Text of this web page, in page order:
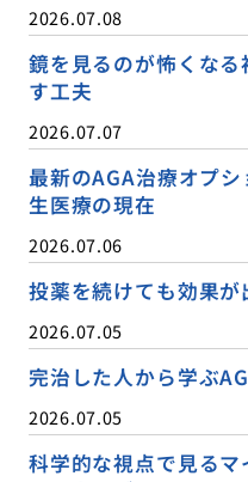
2026.07.08
鏡を見るのが怖くな
す工夫
2026.07.07
最新のAGA治療オプ
生医療の現在
2026.07.06
投薬を続けても効果
2026.07.05
完治した人から学ぶ
2026.07.05
科学的な視点で見る